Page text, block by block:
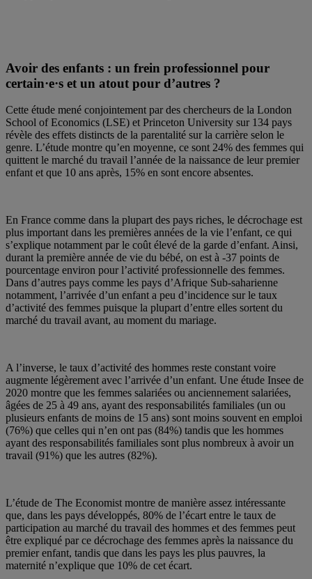
Avoir des enfants : un frein professionnel pour
certain·e·s et un atout pour d’autres ?
Cette étude mené conjointement par des chercheurs de la London
School of Economics (LSE) et Princeton University sur 134 pays
révèle des effets distincts de la parentalité sur la carrière selon le
genre. L’étude montre qu’en moyenne, ce sont 24% des femmes qui
quittent le marché du travail l’année de la naissance de leur premier
enfant et que 10 ans après, 15% en sont encore absentes.
En France comme dans la plupart des pays riches, le décrochage est
plus important dans les premières années de la vie l’enfant, ce qui
s’explique notamment par le coût élevé de la garde d’enfant. Ainsi,
durant la première année de vie du bébé, on est à -37 points de
pourcentage environ pour l’activité professionnelle des femmes.
Dans d’autres pays comme les pays d’Afrique Sub-saharienne
notamment, l’arrivée d’un enfant a peu d’incidence sur le taux
d’activité des femmes puisque la plupart d’entre elles sortent du
marché du travail avant, au moment du mariage.
A l’inverse, le taux d’activité des hommes reste constant voire
augmente légèrement avec l’arrivée d’un enfant. Une étude Insee de
2020 montre que les femmes salariées ou anciennement salariées,
âgées de 25 à 49 ans, ayant des responsabilités familiales (un ou
plusieurs enfants de moins de 15 ans) sont moins souvent en emploi
(76%) que celles qui n’en ont pas (84%) tandis que les hommes
ayant des responsabilités familiales sont plus nombreux à avoir un
travail (91%) que les autres (82%).
L’étude de The Economist montre de manière assez intéressante
que, dans les pays développés, 80% de l’écart entre le taux de
participation au marché du travail des hommes et des femmes peut
être expliqué par ce décrochage des femmes après la naissance du
premier enfant, tandis que dans les pays les plus pauvres, la
maternité n’explique que 10% de cet écart.